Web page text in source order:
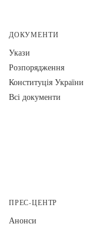
ДОКУМЕНТИ
Укази
Розпорядження
Конституція України
Всі документи
ПРЕС-ЦЕНТР
Анонси